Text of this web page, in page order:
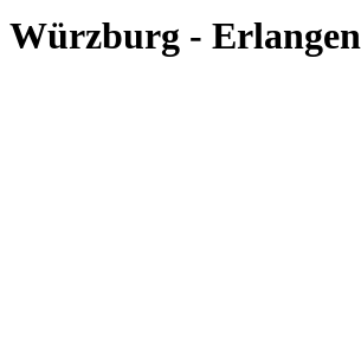
Würzburg - Erlangen